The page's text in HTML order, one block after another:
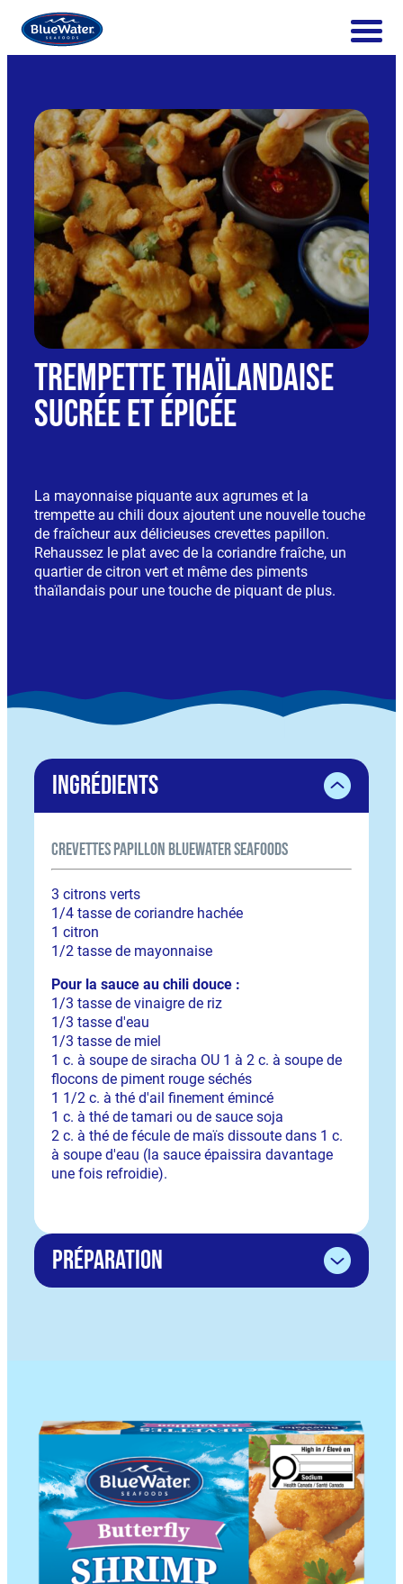
Trempette thaïlandaise
sucrée et épicée
La mayonnaise piquante aux agrumes et la
trempette au chili doux ajoutent une nouvelle touche
de fraîcheur aux délicieuses crevettes papillon.
Rehaussez le plat avec de la coriandre fraîche, un
quartier de citron vert et même des piments
thaïlandais pour une touche de piquant de plus.
Ingrédients
Crevettes papillon BlueWater Seafoods
3 citrons verts
1/4 tasse de coriandre hachée
1 citron
1/2 tasse de mayonnaise
Pour la sauce au chili douce :
1/3 tasse de vinaigre de riz
1/3 tasse d'eau
1/3 tasse de miel
1 c. à soupe de siracha OU 1 à 2 c. à soupe de
flocons de piment rouge séchés
1 1/2 c. à thé d'ail finement émincé
1 c. à thé de tamari ou de sauce soja
2 c. à thé de fécule de maïs dissoute dans 1 c.
à soupe d'eau (la sauce épaissira davantage
une fois refroidie).
Préparation